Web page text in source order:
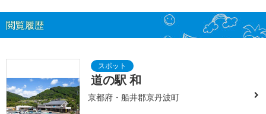
閲覧履歴
道の駅 和
京都府・船井郡京丹波町